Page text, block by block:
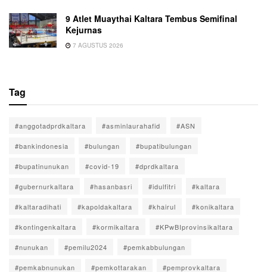
9 Atlet Muaythai Kaltara Tembus Semifinal
Kejurnas
7 AGUSTUS 2026
Tag
#anggotadprdkaltara #asminlaurahafid #ASN
#bankindonesia #bulungan #bupatibulungan
#bupatinunukan #covid-19 #dprdkaltara
#gubernurkaltara #hasanbasri #idulfitri #kaltara
#kaltaradihati #kapoldakaltara #khairul #konikaltara
#kontingenkaltara #kormikaltara #KPwBIprovinsikaltara
#nunukan #pemilu2024 #pemkabbulungan
#pemkabnunukan #pemkottarakan #pemprovkaltara